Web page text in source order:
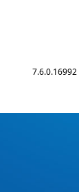
7.6.0.16992